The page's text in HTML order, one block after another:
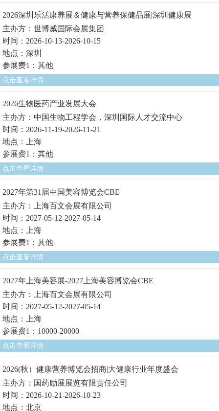
2026深圳乐活康养展＆健康与营养保健品展|深圳健康展
主办方：世博威国际会展集团
时间：2026-10-13-2026-10-15
地点：深圳
参展费1：其他
点击查看详情
2026生物医药产业发展大会
主办方：中国生物工程学会，深圳国际人才交流中心
时间：2026-11-19-2026-11-21
地点：上海
参展费1：其他
点击查看详情
2027年第31届中国美容博览会CBE
主办方：上海百文会展有限公司
时间：2027-05-12-2027-05-14
地点：上海
参展费1：其他
点击查看详情
2027年上海美容展-2027上海美容博览会CBE
主办方：上海百文会展有限公司
时间：2027-05-12-2027-05-14
地点：上海
参展费1：10000-20000
点击查看详情
2026(秋）健康营养博览会招商|大健康行业年度盛会
主办方：国药励展展览有限责任公司
时间：2026-10-21-2026-10-23
地点：北京